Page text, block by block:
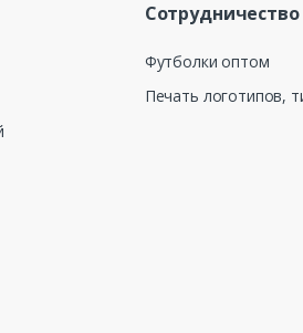
Сотрудничество
Футболки оптом
Печать логотипов,